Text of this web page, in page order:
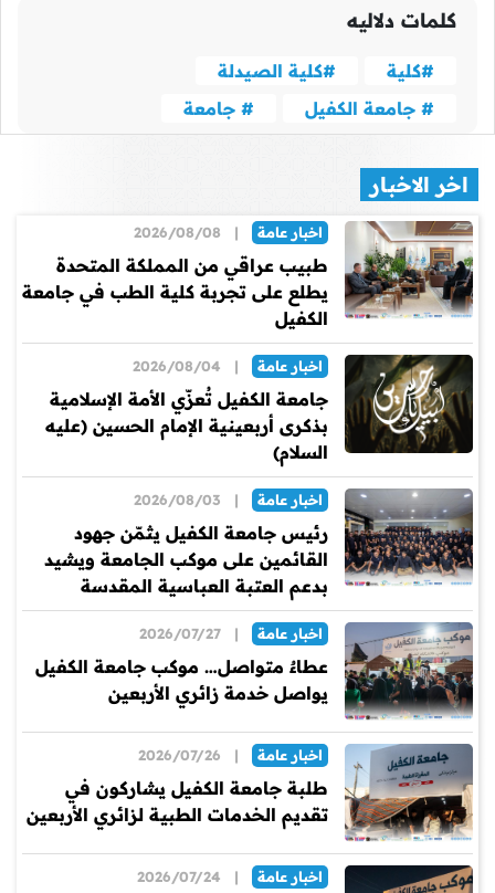
كلمات دلاليه
#كلية
#كلية الصيدلة
# جامعة الكفيل
# جامعة
اخر الاخبار
اخبار عامة |
2026/08/08
طبيب عراقي من المملكة المتحدة
يطلع على تجربة كلية الطب في جامعة
الكفيل
اخبار عامة |
2026/08/04
جامعة الكفيل تُعزّي الأمة الإسلامية
بذكرى أربعينية الإمام الحسين (عليه
السلام)
اخبار عامة |
2026/08/03
رئيس جامعة الكفيل يثمّن جهود
القائمين على موكب الجامعة ويشيد
بدعم العتبة العباسية المقدسة
اخبار عامة |
2026/07/27
عطاءٌ متواصل… موكب جامعة الكفيل
يواصل خدمة زائري الأربعين
اخبار عامة |
2026/07/26
طلبة جامعة الكفيل يشاركون في
تقديم الخدمات الطبية لزائري الأربعين
اخبار عامة |
2026/07/24